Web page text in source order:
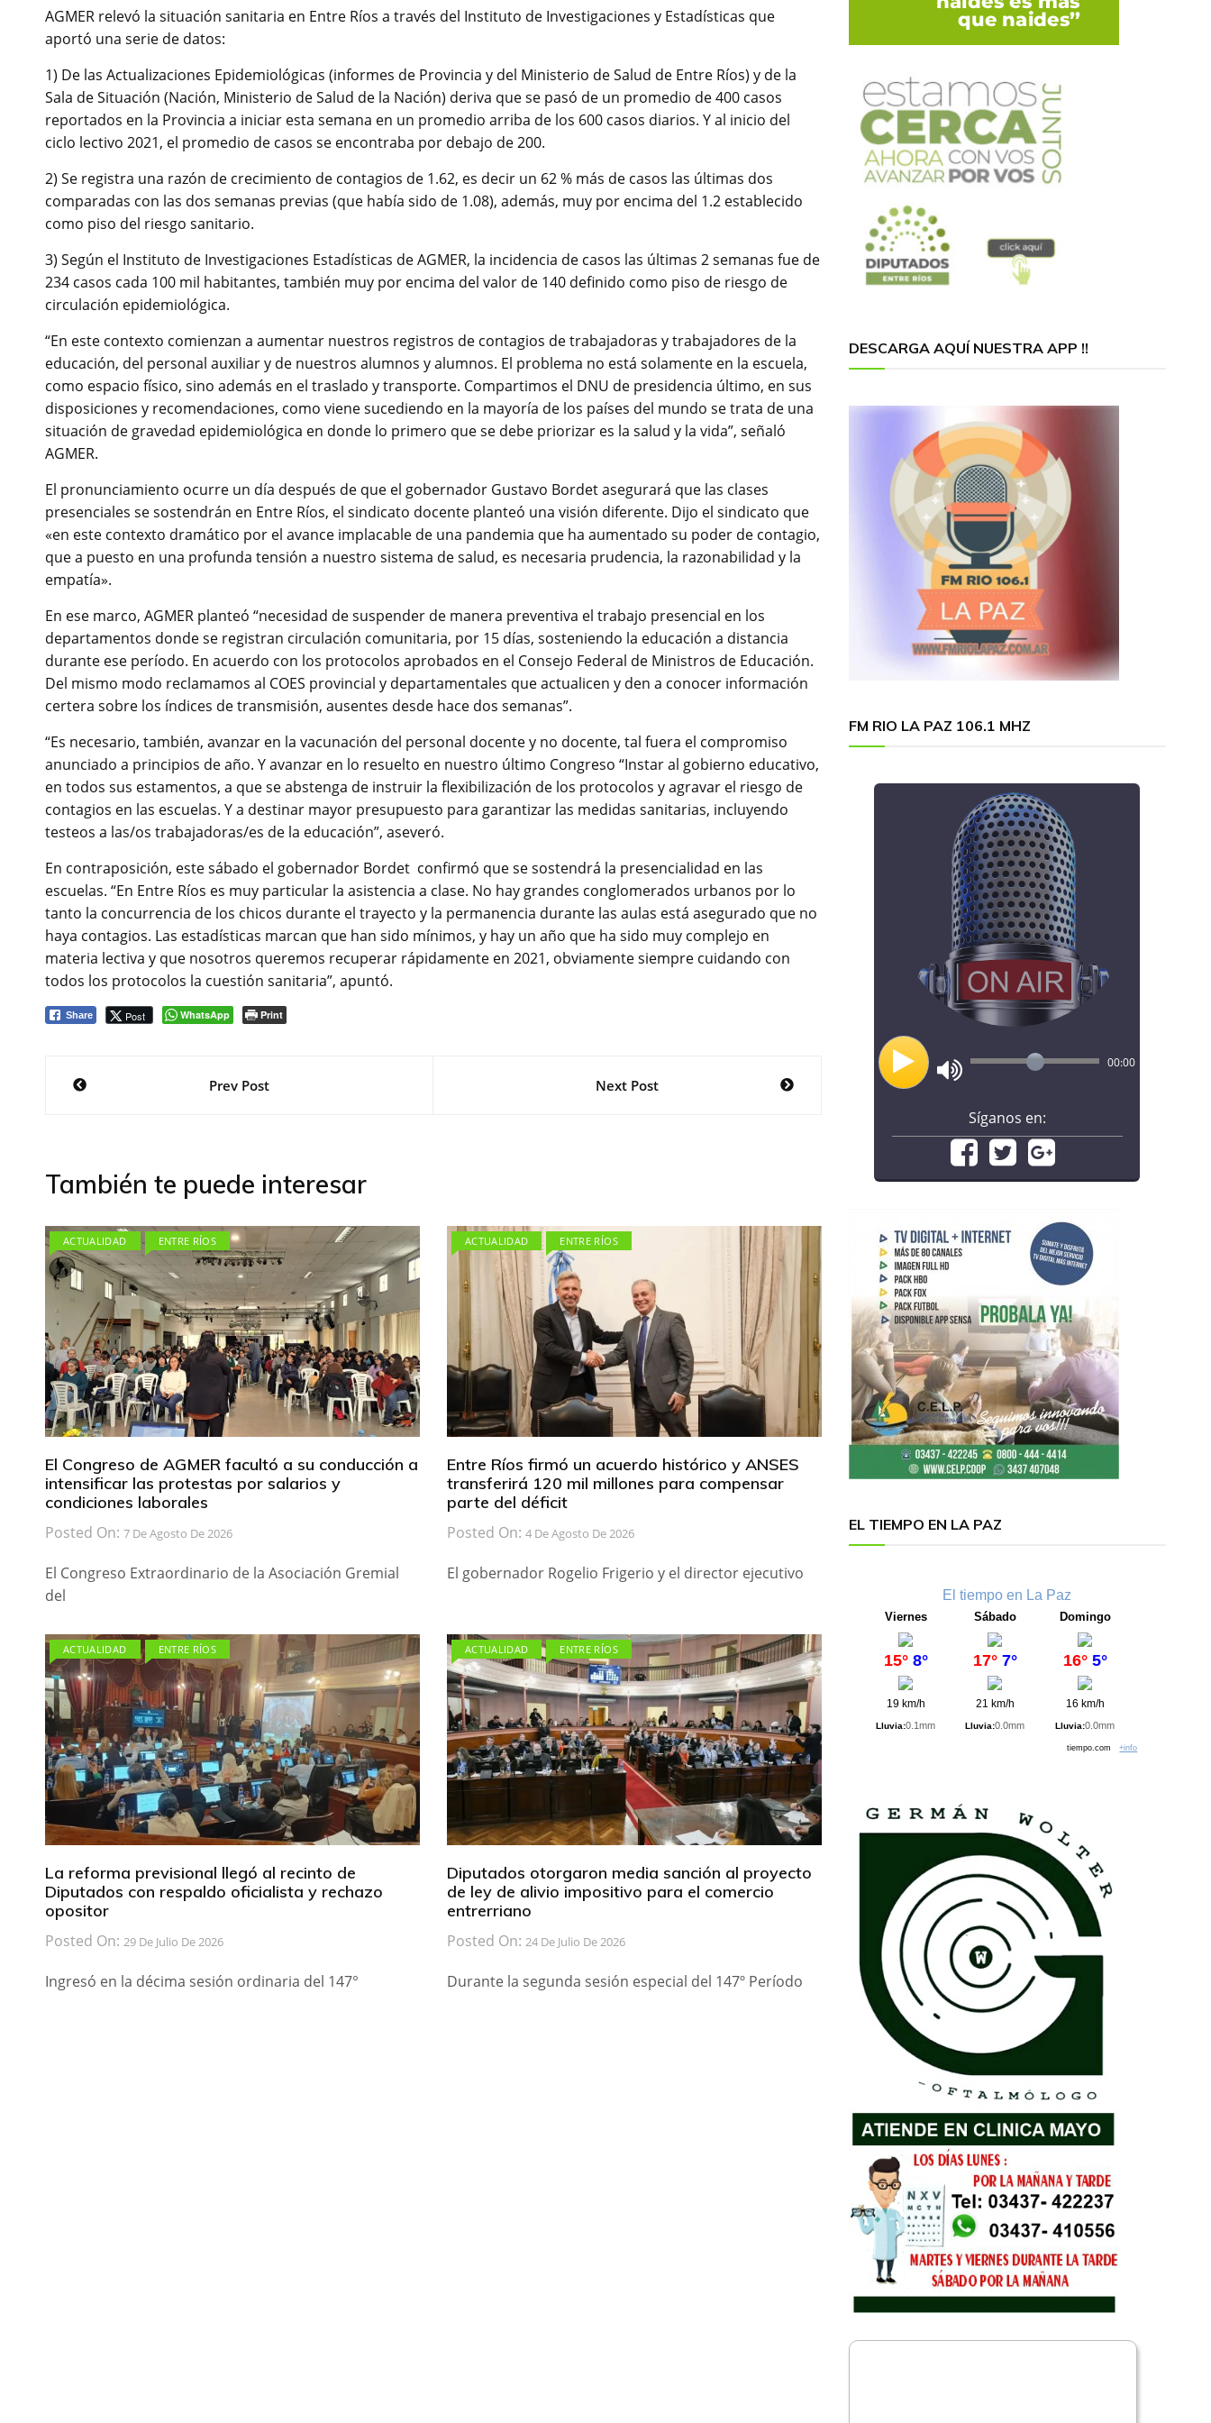
AGMER relevó la situación sanitaria en Entre Ríos a través del Instituto de Investigaciones y Estadísticas que
aportó una serie de datos:
1) De las Actualizaciones Epidemiológicas (informes de Provincia y del Ministerio de Salud de Entre Ríos) y de la
Sala de Situación (Nación, Ministerio de Salud de la Nación) deriva que se pasó de un promedio de 400 casos
reportados en la Provincia a iniciar esta semana en un promedio arriba de los 600 casos diarios. Y al inicio del
ciclo lectivo 2021, el promedio de casos se encontraba por debajo de 200.
2) Se registra una razón de crecimiento de contagios de 1.62, es decir un 62 % más de casos las últimas dos
comparadas con las dos semanas previas (que había sido de 1.08), además, muy por encima del 1.2 establecido
como piso del riesgo sanitario.
3) Según el Instituto de Investigaciones Estadísticas de AGMER, la incidencia de casos las últimas 2 semanas fue de
234 casos cada 100 mil habitantes, también muy por encima del valor de 140 definido como piso de riesgo de
circulación epidemiológica.
“En este contexto comienzan a aumentar nuestros registros de contagios de trabajadoras y trabajadores de la
educación, del personal auxiliar y de nuestros alumnos y alumnos. El problema no está solamente en la escuela,
como espacio físico, sino además en el traslado y transporte. Compartimos el DNU de presidencia último, en sus
disposiciones y recomendaciones, como viene sucediendo en la mayoría de los países del mundo se trata de una
situación de gravedad epidemiológica en donde lo primero que se debe priorizar es la salud y la vida”, señaló
AGMER.
El pronunciamiento ocurre un día después de que el gobernador Gustavo Bordet asegurará que las clases
presenciales se sostendrán en Entre Ríos, el sindicato docente planteó una visión diferente. Dijo el sindicato que
«en este contexto dramático por el avance implacable de una pandemia que ha aumentado su poder de contagio,
que a puesto en una profunda tensión a nuestro sistema de salud, es necesaria prudencia, la razonabilidad y la
empatía».
En ese marco, AGMER planteó “necesidad de suspender de manera preventiva el trabajo presencial en los
departamentos donde se registran circulación comunitaria, por 15 días, sosteniendo la educación a distancia
durante ese período. En acuerdo con los protocolos aprobados en el Consejo Federal de Ministros de Educación.
Del mismo modo reclamamos al COES provincial y departamentales que actualicen y den a conocer información
certera sobre los índices de transmisión, ausentes desde hace dos semanas”.
“Es necesario, también, avanzar en la vacunación del personal docente y no docente, tal fuera el compromiso
anunciado a principios de año. Y avanzar en lo resuelto en nuestro último Congreso “Instar al gobierno educativo,
en todos sus estamentos, a que se abstenga de instruir la flexibilización de los protocolos y agravar el riesgo de
contagios en las escuelas. Y a destinar mayor presupuesto para garantizar las medidas sanitarias, incluyendo
testeos a las/os trabajadoras/es de la educación”, aseveró.
En contraposición, este sábado el gobernador Bordet confirmó que se sostendrá la presencialidad en las
escuelas. “En Entre Ríos es muy particular la asistencia a clase. No hay grandes conglomerados urbanos por lo
tanto la concurrencia de los chicos durante el trayecto y la permanencia durante las aulas está asegurado que no
haya contagios. Las estadísticas marcan que han sido mínimos, y hay un año que ha sido muy complejo en
materia lectiva y que nosotros queremos recuperar rápidamente en 2021, obviamente siempre cuidando con
todos los protocolos la cuestión sanitaria”, apuntó.
Share Post WhatsApp Print
NavegaciónPrev Post Next Post
También te puede interesar
ACTUALIDAD ENTRE RÍOS
El Congreso de AGMER facultó a su conducción a
intensificar las protestas por salarios y
condiciones laborales
Posted On: 7 De Agosto De 2026
El Congreso Extraordinario de la Asociación Gremial
del
ACTUALIDAD ENTRE RÍOS
Entre Ríos firmó un acuerdo histórico y ANSES
transferirá 120 mil millones para compensar
parte del déficit
Posted On: 4 De Agosto De 2026
El gobernador Rogelio Frigerio y el director ejecutivo
ACTUALIDAD ENTRE RÍOS
La reforma previsional llegó al recinto de
Diputados con respaldo oficialista y rechazo
opositor
Posted On: 29 De Julio De 2026
Ingresó en la décima sesión ordinaria del 147°
ACTUALIDAD ENTRE RÍOS
Diputados otorgaron media sanción al proyecto
de ley de alivio impositivo para el comercio
entrerriano
Posted On: 24 De Julio De 2026
Durante la segunda sesión especial del 147º Período
DESCARGA AQUÍ NUESTRA APP !!
FM RIO LA PAZ 106.1 MHZ
00:00
Síganos en:
EL TIEMPO EN LA PAZ
El tiempo en La Paz
Viernes
15° 8°
19 km/h
Lluvia:0.1mm
Sábado
17° 7°
21 km/h
Lluvia:0.0mm
Domingo
16° 5°
16 km/h
Lluvia:0.0mm
tiempo.com+info